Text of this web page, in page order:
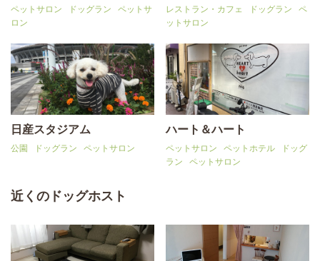
ペットサロン ドッグラン
ペットサ
ロン
レストラン・カフェ ドッグラン
ペ
ットサロン
日産スタジアム
公園 ドッグラン ペットサロン
ハート＆ハート
ペットサロン ペットホテル
ドッグ
ラン
ペットサロン
近くのドッグホスト